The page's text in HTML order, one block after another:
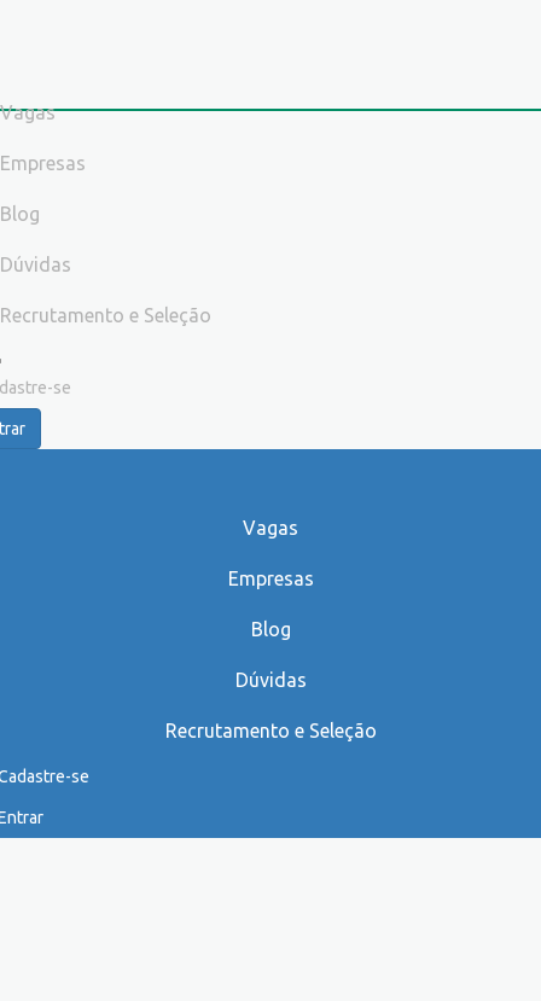
Vagas
Empresas
Blog
Dúvidas
Recrutamento e Seleção
se
Vagas
Empresas
Blog
Dúvidas
Recrutamento e Seleção
se